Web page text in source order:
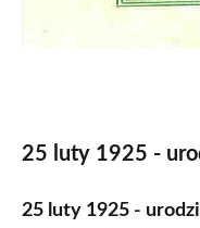
25 luty 1925 -
25 luty 1925 -